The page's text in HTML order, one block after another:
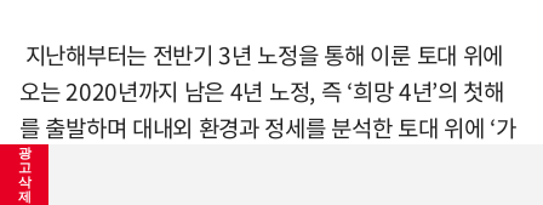
지난해부터는 전반기 3년 노정을 통해 이룬 토대 위에
오는 2020년까지 남은 4년 노정, 즉 ‘희망 4년’의 첫해
를 출발하며 대내외 환경과 정세를 분석한 토대 위에 ‘가
족공동체 회복을 통한 사회적 갈등 해소’ ‘종교의 사회적
광
고
삭
제